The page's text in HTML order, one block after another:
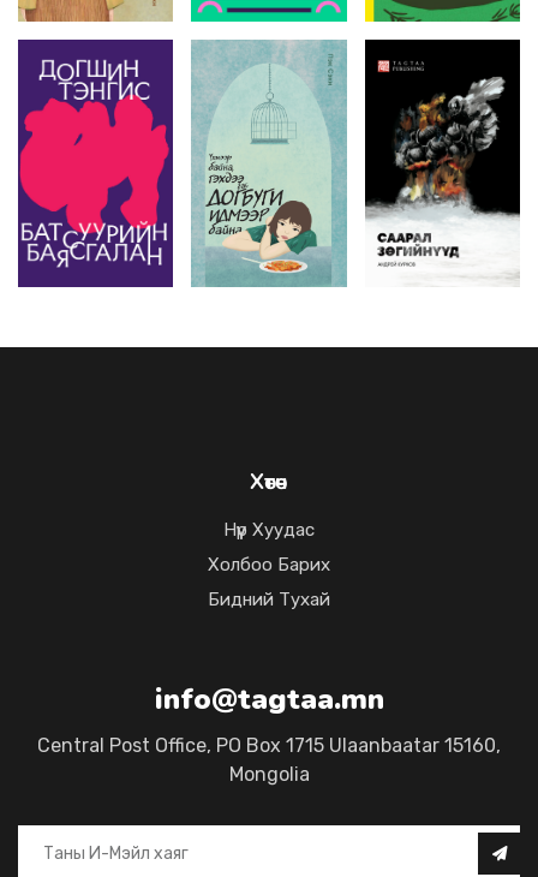
Хөтөч
Нүүр Хуудас
Холбоо Барих
Бидний Тухай
info@tagtaa.mn
Central Post Office, PO Box 1715 Ulaanbaatar 15160,
Mongolia